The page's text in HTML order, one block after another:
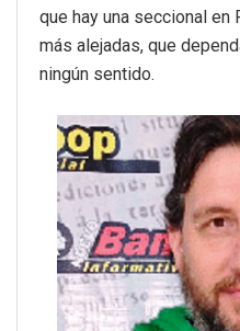
que hay una seccional en
más alejadas, que
ningún sentido.